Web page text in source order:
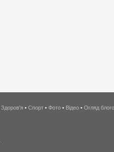
Здоров'я • Спорт • Фото • Відео • Огляд